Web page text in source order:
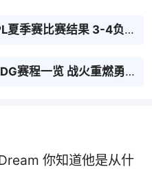
果 3-4负于上海EDG.M 夏季赛赛程结束
程一览 战火重燃勇攀高峰
你知道他是从什